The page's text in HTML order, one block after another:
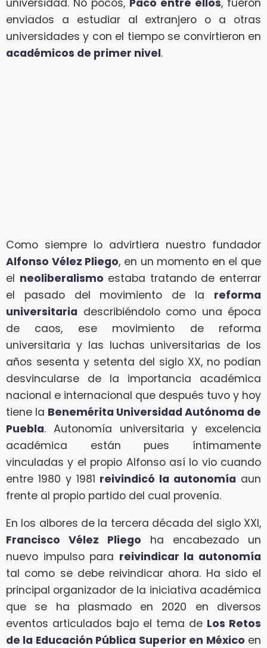
universidad. No pocos, Paco entre ellos, fueron
enviados a estudiar al extranjero o a otras
universidades y con el tiempo se convirtieron en
académicos de primer nivel.
Como siempre lo advirtiera nuestro fundador
Alfonso Vélez Pliego, en un momento en el que
el neoliberalismo estaba tratando de enterrar
el pasado del movimiento de la reforma
universitaria describiéndolo como una época
de caos, ese movimiento de reforma
universitaria y las luchas universitarias de los
años sesenta y setenta del siglo XX, no podían
desvincularse de la importancia académica
nacional e internacional que después tuvo y hoy
tiene la Benemérita Universidad Autónoma de
Puebla. Autonomía universitaria y excelencia
académica están pues íntimamente
vinculadas y el propio Alfonso así lo vio cuando
entre 1980 y 1981 reivindicó la autonomía aun
frente al propio partido del cual provenía.
En los albores de la tercera década del siglo XXI,
Francisco Vélez Pliego ha encabezado un
nuevo impulso para reivindicar la autonomía
tal como se debe reivindicar ahora. Ha sido el
principal organizador de la iniciativa académica
que se ha plasmado en 2020 en diversos
eventos articulados bajo el tema de Los Retos
de la Educación Pública Superior en México en